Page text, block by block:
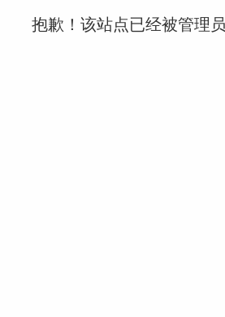
抱歉！该站点已经被管理